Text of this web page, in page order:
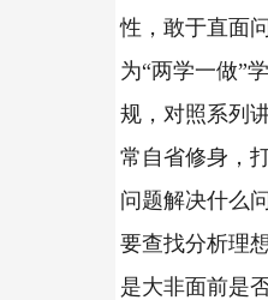
性，敢于直面
为“两学一做”
规，对照系列
常自省修身，
问题解决什么
要查找分析理
是大非面前是